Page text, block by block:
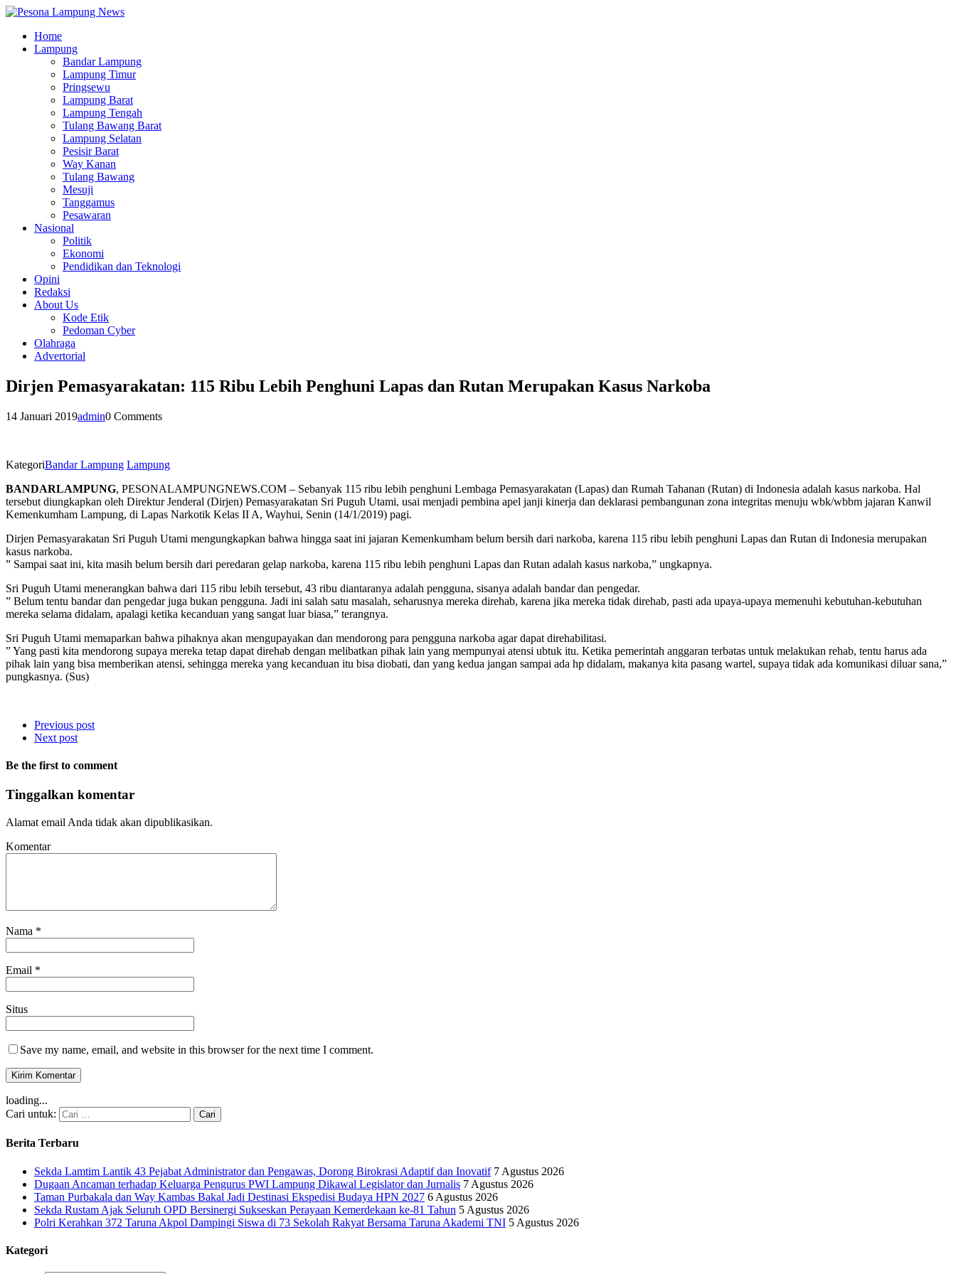
Home
Lampung
Bandar Lampung
Lampung Timur
Pringsewu
Lampung Barat
Lampung Tengah
Tulang Bawang Barat
Lampung Selatan
Pesisir Barat
Way Kanan
Tulang Bawang
Mesuji
Tanggamus
Pesawaran
Nasional
Politik
Ekonomi
Pendidikan dan Teknologi
Opini
Redaksi
About Us
Kode Etik
Pedoman Cyber
Olahraga
Advertorial
Dirjen Pemasyarakatan: 115 Ribu Lebih Penghuni Lapas dan Rutan Merupakan Kasus Narkoba
14 Januari 2019admin0 Comments
KategoriBandar Lampung Lampung
BANDARLAMPUNG, PESONALAMPUNGNEWS.COM – Sebanyak 115 ribu lebih penghuni Lembaga Pemasyarakatan (Lapas) dan Rumah Tahanan (Rutan) di Indonesia adalah kasus narkoba. Hal
tersebut diungkapkan oleh Direktur Jenderal (Dirjen) Pemasyarakatan Sri Puguh Utami, usai menjadi pembina apel janji kinerja dan deklarasi pembangunan zona integritas menuju wbk/wbbm jajaran Kanwil
Kemenkumham Lampung, di Lapas Narkotik Kelas II A, Wayhui, Senin (14/1/2019) pagi.
Dirjen Pemasyarakatan Sri Puguh Utami mengungkapkan bahwa hingga saat ini jajaran Kemenkumham belum bersih dari narkoba, karena 115 ribu lebih penghuni Lapas dan Rutan di Indonesia merupakan
kasus narkoba.
” Sampai saat ini, kita masih belum bersih dari peredaran gelap narkoba, karena 115 ribu lebih penghuni Lapas dan Rutan adalah kasus narkoba,” ungkapnya.
Sri Puguh Utami menerangkan bahwa dari 115 ribu lebih tersebut, 43 ribu diantaranya adalah pengguna, sisanya adalah bandar dan pengedar.
” Belum tentu bandar dan pengedar juga bukan pengguna. Jadi ini salah satu masalah, seharusnya mereka direhab, karena jika mereka tidak direhab, pasti ada upaya-upaya memenuhi kebutuhan-kebutuhan
mereka selama didalam, apalagi ketika kecanduan yang sangat luar biasa,” terangnya.
Sri Puguh Utami memaparkan bahwa pihaknya akan mengupayakan dan mendorong para pengguna narkoba agar dapat direhabilitasi.
” Yang pasti kita mendorong supaya mereka tetap dapat direhab dengan melibatkan pihak lain yang mempunyai atensi ubtuk itu. Ketika pemerintah anggaran terbatas untuk melakukan rehab, tentu harus ada
pihak lain yang bisa memberikan atensi, sehingga mereka yang kecanduan itu bisa diobati, dan yang kedua jangan sampai ada hp didalam, makanya kita pasang wartel, supaya tidak ada komunikasi diluar sana,”
pungkasnya. (Sus)
Previous post
Next post
Be the first to comment
Tinggalkan komentar
Alamat email Anda tidak akan dipublikasikan.
Komentar
Nama *
Email *
Situs
Save my name, email, and website in this browser for the next time I comment.
loading...
Cari untuk:
Berita Terbaru
Sekda Lamtim Lantik 43 Pejabat Administrator dan Pengawas, Dorong Birokrasi Adaptif dan Inovatif 7 Agustus 2026
Dugaan Ancaman terhadap Keluarga Pengurus PWI Lampung Dikawal Legislator dan Jurnalis 7 Agustus 2026
Taman Purbakala dan Way Kambas Bakal Jadi Destinasi Ekspedisi Budaya HPN 2027 6 Agustus 2026
Sekda Rustam Ajak Seluruh OPD Bersinergi Sukseskan Perayaan Kemerdekaan ke-81 Tahun 5 Agustus 2026
Polri Kerahkan 372 Taruna Akpol Dampingi Siswa di 73 Sekolah Rakyat Bersama Taruna Akademi TNI 5 Agustus 2026
Kategori